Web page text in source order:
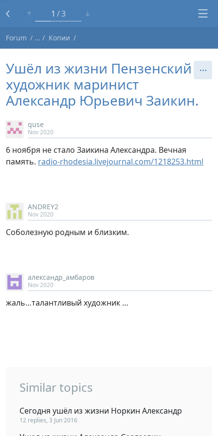
1 3
Forum Копии
Ушёл из жизни Пензенский
художник маринист
Александр Юрьевич Заикин.
guse
Nov 2020
6 ноября не стало Заикина Александра. Вечная
память. radio-rhodesia.livejournal.com/1218253.html
ANDREY2
Nov 2020
Соболезную родным и близким.
александр_амбаров
Nov 2020
жаль…талантливый художник …
Similar topics
Сегодня ушёл из жизни Норкин Александр
12 replies, 3 Jun 2016